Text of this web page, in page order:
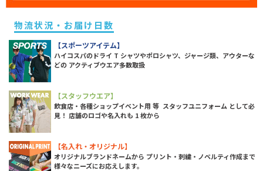
物流状況・お届け日数
【スポーツアイテム】
ハイコスパのドライ T シャツやポロシャツ、ジャージ類、アウターな
どの アクティブウエア多数取扱
【スタッフウエア】
飲食店・各種ショップイベント用 等 スタッフユニフォーム として必
見！ 店舗のロゴや名入れも 1 枚から
【名入れ・オリジナル】
オリジナルブランドネームから プリント・刺繍・ノベルティ作成まで
様々なニーズにお応えします。